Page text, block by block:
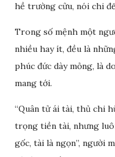
hề trường cửu, nói chi
Trong số mệnh một
nhiều hay ít, đều là
phúc đức dày mỏng, là
mang tới.
“Quân tử ái tài, thủ chi
trọng tiền tài, nhưng
gốc, tài là ngọn”, người